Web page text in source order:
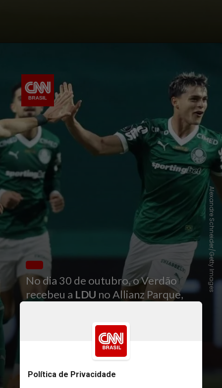
No dia 30 de outubro, o Verdão
recebeu a LDU no Allianz Parque,
remontada depois de perder a ida
por 3 a 0, no Equador
Alexandre Schneider/Getty Images